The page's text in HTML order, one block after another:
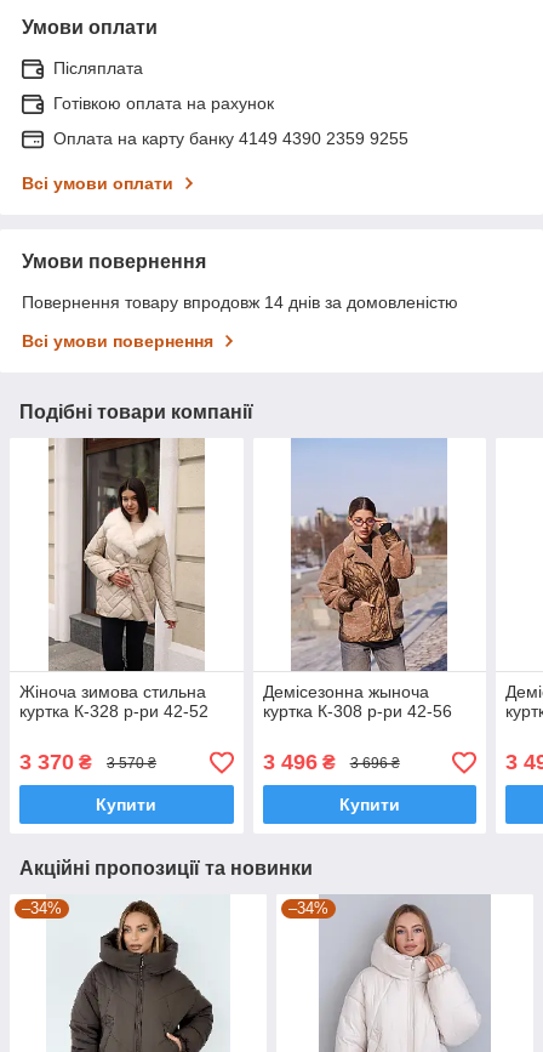
Умови оплати
Післяплата
Готівкою оплата на рахунок
Оплата на карту банку 4149 4390 2359 9255
Всі умови оплати
Умови повернення
Повернення товару впродовж 14 днів за домовленістю
Всі умови повернення
Подібні товари компанії
Жіноча зимова стильна
куртка К-328 р-ри 42-52
3 370 ₴ 3 570 ₴
Купити
Демісезонна жыноча
куртка К-308 р-ри 42-56
3 496₴ 3 696 ₴
Купити
3
Акційні пропозиції та новинки
–34% –34%